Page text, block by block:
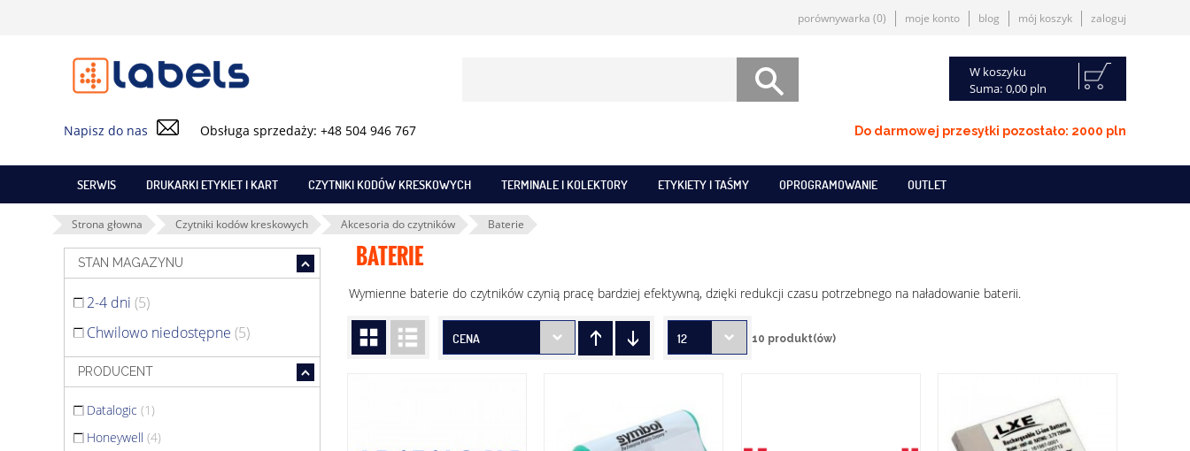
porównywarka (0) moje konto blog mój koszyk zaloguj
W koszyku
Suma: 0,00 pln
Napisz do nas Obsługa sprzedaży: +48 504 946 767 Do darmowej przesyłki pozostało: 2000 pln
SERWIS DRUKARKI ETYKIET I KART CZYTNIKI KODÓW KRESKOWYCH TERMINALE I KOLEKTORY ETYKIETY I TAŚMY OPROGRAMOWANIE OUTLET
Strona głowna Czytniki kodów kreskowych Akcesoria do czytników Baterie
STAN MAGAZYNU
2-4 dni (5)
Chwilowo niedostępne (5)
PRODUCENT
Datalogic (1)
Honeywell (4)
BATERIE
Wymienne baterie do czytników czynią pracę bardziej efektywną, dzięki redukcji czasu potrzebnego na naładowanie baterii.
CENA 12 10 produkt(ów)